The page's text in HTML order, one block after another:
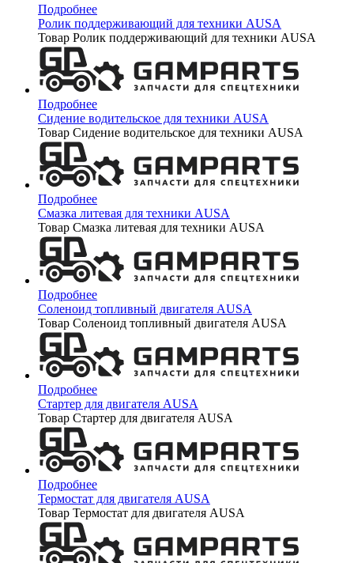
Подробнее
Ролик поддерживающий для техники AUSA
Товар Ролик поддерживающий для техники AUSA
Подробнее
Сидение водительское для техники AUSA
Товар Сидение водительское для техники AUSA
Подробнее
Смазка литевая для техники AUSA
Товар Смазка литевая для техники AUSA
Подробнее
Соленоид топливный двигателя AUSA
Товар Соленоид топливный двигателя AUSA
Подробнее
Стартер для двигателя AUSA
Товар Стартер для двигателя AUSA
Подробнее
Термостат для двигателя AUSA
Товар Термостат для двигателя AUSA